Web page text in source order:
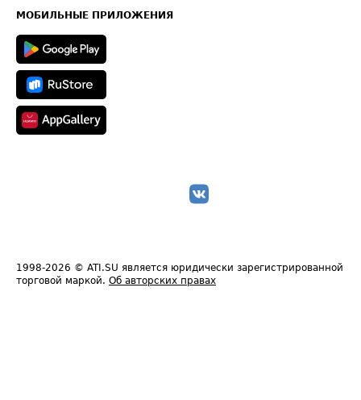
Техническая информация
МОБИЛЬНЫЕ ПРИЛОЖЕНИЯ
1998-2026 © ATI.SU является юридически зарегистрированной
торговой маркой. Об авторских правах